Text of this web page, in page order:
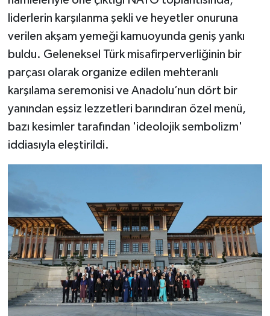
liderlerin karşılanma şekli ve heyetler onuruna
verilen akşam yemeği kamuoyunda geniş yankı
buldu. Geleneksel Türk misafirperverliğinin bir
parçası olarak organize edilen mehteranlı
karşılama seremonisi ve Anadolu’nun dört bir
yanından eşsiz lezzetleri barındıran özel menü,
bazı kesimler tarafından 'ideolojik sembolizm'
iddiasıyla eleştirildi.